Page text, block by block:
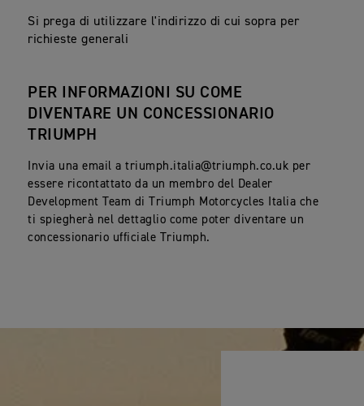
Si prega di utilizzare l'indirizzo di cui sopra per
richieste generali
PER INFORMAZIONI SU COME
DIVENTARE UN CONCESSIONARIO
TRIUMPH
Invia una email a triumph.italia@triumph.co.uk per
essere ricontattato da un membro del Dealer
Development Team di Triumph Motorcycles Italia che
ti spiegherà nel dettaglio come poter diventare un
concessionario ufficiale Triumph.